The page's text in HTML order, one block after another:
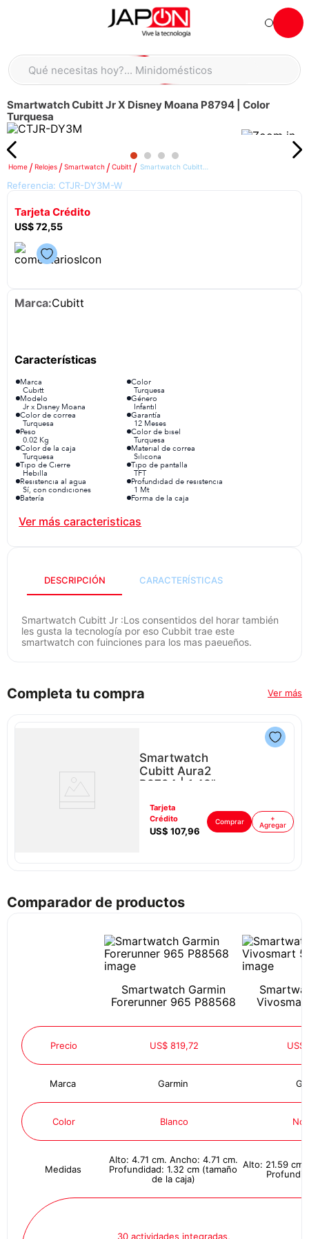
Hola... qué necesitas hoy?
Qué necesitas hoy?... Minidomésticos
Smartwatch Cubitt Jr X Disney Moana P8794 | Color
Turquesa
Relojes Smartwatch Cubitt
Referencia: CTJR-DY3M-W
Tarjeta Crédito
US$72,55
Cubitt
Marca
Cubitt
Color
Turquesa
Modelo
Jr x Disney Moana
Género
Infantil
Color de correa
Turquesa
Garantía
12 Meses
Peso
0.02 Kg
Color de bisel
Turquesa
Color de la caja
Turquesa
Material de correa
Silicona
Tipo de Cierre
Hebilla
Tipo de pantalla
TFT
Resistencia al agua
Sí, con condiciones
Profundidad de resistencia
1 Mt
Batería
Forma de la caja
Características adicionales
9 modos deportivos y 8
1.75
DESCRIPCIÓN CARACTERÍSTICAS
Smartwatch Cubitt Jr :Los consentidos del horar también
les gusta la tecnología por eso Cubbit trae este
smartwatch con fuinciones para los mas paeueños.
Completa tu compra Ver más
Smartwatch
Cubitt Aura2
P8794 | 1,43"
Tarjeta
Crédito
US$ 107,96
Comprar
+
Agregar
Comparador de productos
Smartwatch Garmin
Forerunner 965 P88568
Precio US$ 819,72 US$
Marca Garmin
Color Blanco No
Medidas
Alto: 4.71 cm. Ancho: 4.71 cm.
Profundidad: 1.32 cm (tamaño
de la caja)
Alto: 21.59
30 actividades integradas,
TÉRMINOS MÁS BUSCADOS
1. moto
lavadora
5. england sound parlantes
. laptop
iphone